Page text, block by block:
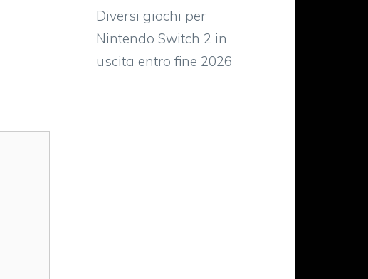
Diversi giochi per
Nintendo Switch 2 in
uscita entro fine 2026